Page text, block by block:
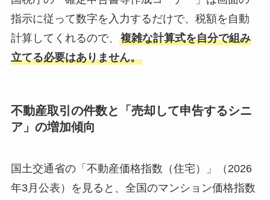
指示に従って数字を入力するだけで、税額を自動
計算してくれるので、 複雑な計算式を自分で組み
立てる必要はありません。
不動産取引の件数と「売却して申告するシニ
ア」の増加傾向
国土交通省の「不動産価格指数（住宅）」（2026
年3月公表）を見ると、全国のマンション価格指数